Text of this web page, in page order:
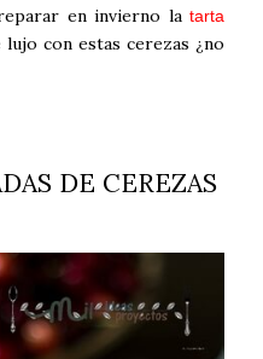
en invierno la tarta
lujo con estas cerezas ¿no
DE CEREZAS